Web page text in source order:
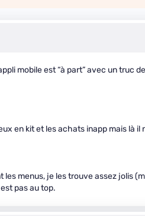
mobile est “à part” avec un
en kit et les achats inapp mais là il
les menus, je les trouve assez jolis
pas au top.